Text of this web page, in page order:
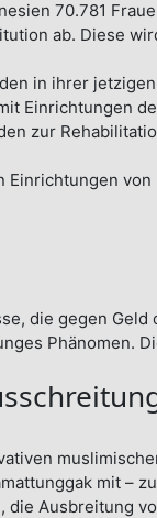
70.781
ab. Diese
in ihrer
Einrichtungen
zur
Einrichtungen
die gegen
Phänomen.
mit –
die Ausbreitung